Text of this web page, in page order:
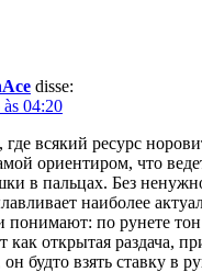
disse:
04:20
где всякий ресурс
ориентиром, что
в пальцах. Без
наиболее
по рунете
как открытая раздача,
будто взять ставку в